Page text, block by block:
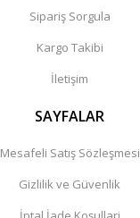
Sipariş Sorgula
Kargo Takibi
İletişim
SAYFALAR
Mesafeli Satış Sözleşmesi
Gizlilik ve Güvenlik